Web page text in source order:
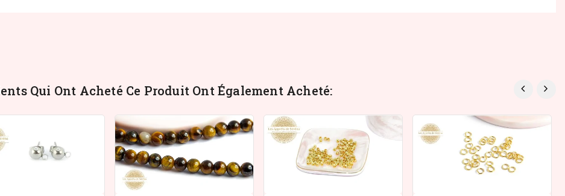
Qui Ont Acheté Ce Produit Ont Également Acheté: